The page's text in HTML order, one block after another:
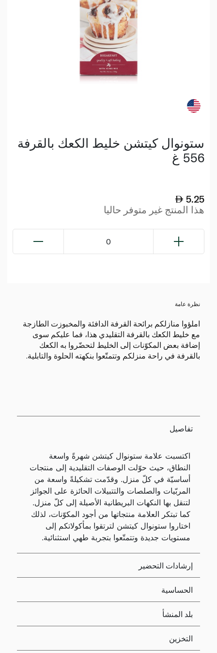
ستونوال كيتشن خليط الكعك بالقرفة
556 غ
5.25
هذا المنتج غير متوفر حاليا
0
نظرة عامة
املؤوا منازلكم برائحة القرفة الدافئة والمخبوزت الطازجة
مع خليط الكعك بالقرفة التقليدي هذا، فما عليكم سوى
إضافة بعض المكوّنات إلى الخليط لتحضّروا به الكعك
بالقرفة في راحة منزلكم وتتمتّعوا بنكهته الحلوة والتابلية.
تفاصيل
اكتسبت علامة ستونوال كيتشن شهرةً واسعة
النطاق، حيث حوّلت الوصفات التقليدية إلى منتجات
أساسيّة في كلّ منزل. وقدّمت تشكيلةً واسعة من
المربّيات والصلصات والتتبيلات الحائزة على الجوائز
لتنقل بها النكهات البريطانية الأصيلة إلى كلّ منزل.
كما تبتكر العلامة منتجاتها من أجود المكوّنات، لذلك
اختاروا ستونوال كيتشن لترتقوا بمأكولاتكم إلى
مستويات جديدة وتتمتّعوا بتجربة طهي استثنائية.
إرشادات التحضير
الحساسية
بلد المنشأ
التخزين